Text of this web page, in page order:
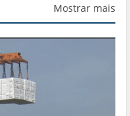
Mostrar mais